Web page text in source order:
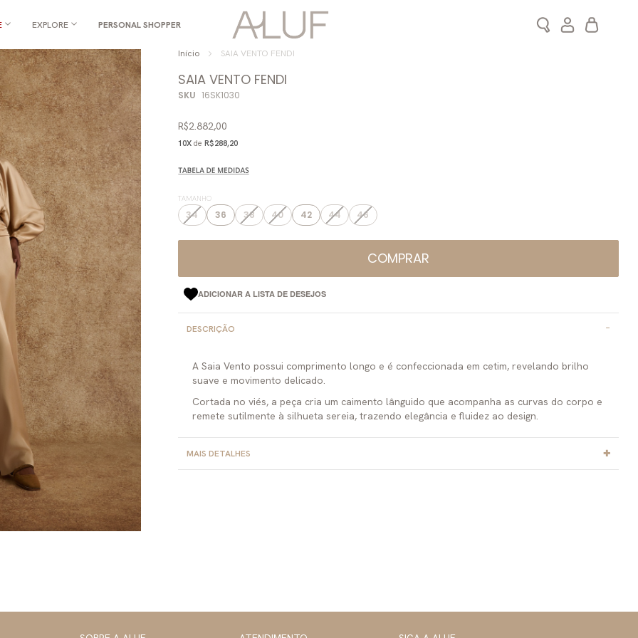
EXPLORE PERSONAL SHOPPER
Search
Meu
Início SAIA VENTO FENDI
SAIA VENTO FENDI
SKU 16SK1030
R$2.882,00
10X de R$288,20
TAMANHO
34 36 38 40 42 44 46
COMPRAR
ADICIONAR A LISTA DE DESEJOS
DESCRIÇÃO
A Saia Vento possui comprimento longo e é confeccionada em cetim, revelando brilho
suave e movimento delicado.
Cortada no viés, a peça cria um caimento lânguido que acompanha as curvas do corpo e
remete sutilmente à silhueta sereia, trazendo elegância e fluidez ao design.
MAIS DETALHES